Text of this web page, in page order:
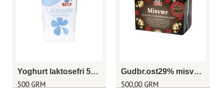
Yoghurt laktosefri 500g
500 GRM
Gudbr.ost29% misvær 1/2kg
500,00 GRM